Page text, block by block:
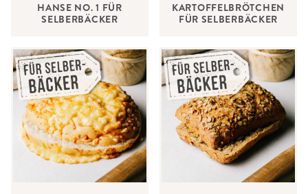
HANSE NO. 1 FÜR
SELBERBÄCKER
KARTOFFELBRÖTCHEN
FÜR SELBERBÄCKER